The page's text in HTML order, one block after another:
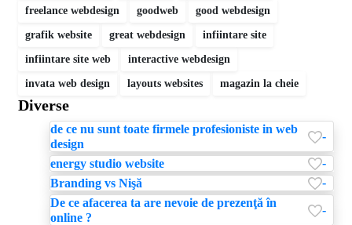
freelance webdesign goodweb good webdesign
grafik website great webdesign infiintare site
infiintare site web interactive webdesign
invata web design layouts websites magazin la cheie
Diverse
de ce nu sunt toate firmele profesioniste in web
design
-
energy studio website
-
Branding vs Nişă
-
De ce afacerea ta are nevoie de prezenţă în
online ?
-